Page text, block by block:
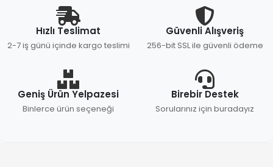
Hızlı Teslimat
2-7 iş günü içinde kargo teslimi
Güvenli Alışveriş
256-bit SSL ile güvenli ödeme
Geniş Ürün Yelpazesi
Binlerce ürün seçeneği
Birebir Destek
Sorularınız için buradayız